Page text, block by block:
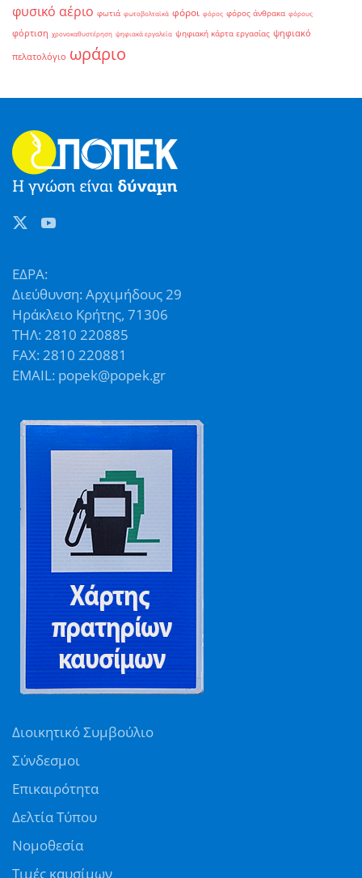
φυσικό αέριο φωτιά φωτοβολταϊκά φόροι φόρος φόρος άνθρακα φόρους
φόρτιση χρονοκαθυστέρηση ψηφιακά εργαλεία ψηφιακή κάρτα εργασίας ψηφιακό
πελατολόγιο ωράριο
ΕΔΡΑ:
Διεύθυνση: Αρχιμήδους 29
Ηράκλειο Κρήτης, 71306
ΤΗΛ: 2810 220885
FAX: 2810 220881
EMAIL: popek@popek.gr
Διοικητικό Συμβούλιο
Σύνδεσμοι
Επικαιρότητα
Δελτία Τύπου
Νομοθεσία
Τιμές καυσίμων